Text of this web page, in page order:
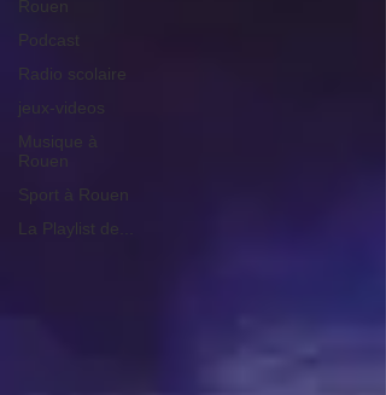
Rouen
Podcast
Radio scolaire
jeux-videos
Musique à
Rouen
Sport à Rouen
La Playlist de...